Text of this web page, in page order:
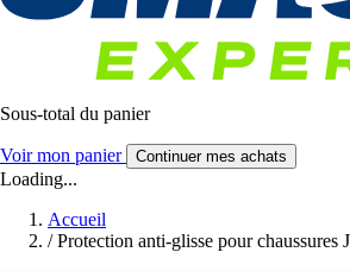
Sous-total du panier
Voir mon panier Continuer mes achats
Loading...
Accueil
/ Protection anti-glisse pour chaussures